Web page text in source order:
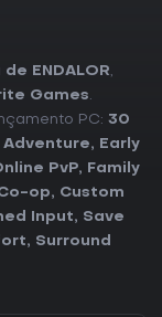
ENDALOR,
Games.
PC: 30
Adventure,
Early
PvP,
Family
op, Custom
Input, Save
, Surround